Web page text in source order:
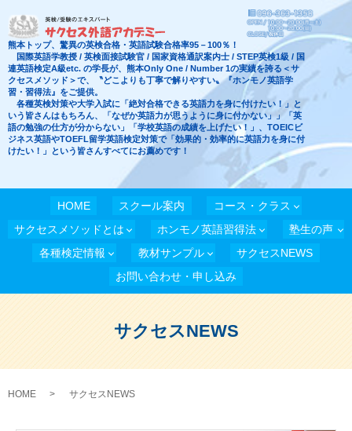
熊本トップ、驚異の英検合格・英語試験合格率95－100％！
国際英語学教授 / 英検面接試験官 / 国家資格通訳案内士 / STEP英検1級 / 国
連英語検定A級etc. の学長が、熊本Only One / Number 1の実績を誇る＜サ
クセスメソッド＞で、〝どこよりも丁寧で解りやすい〟『ホンモノ英語学
習・習得法』をご提供。
各種英検対策や大学入試に「絶対合格できる英語力を身に付けたい！」と
いう皆さんはもちろん、「なぜか英語力が思うように身に付かない」」「英
語の勉強の仕方が分からない」「学校英語の成績を上げたい！」、TOEICビ
ジネス英語やTOEFL留学英語検定対策で「効果的・効率的に英語力を身に付
けたい！」という皆さんすべてにお薦めです！
HOME スクール案内
コース・クラス
サクセスメソッドとは
ホンモノ英語習得法
塾生の声
各種検定情報
教材サンプル
サクセスNEWS
お問い合わせ・申し込み
サクセスNEWS
HOME サクセスNEWS